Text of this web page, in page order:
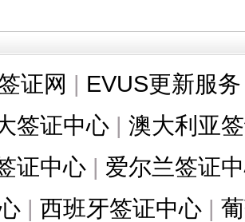
证网 | EVUS更新服务
签证中心 | 澳大利亚
证中心 | 爱尔兰签证
| 西班牙签证中心 |